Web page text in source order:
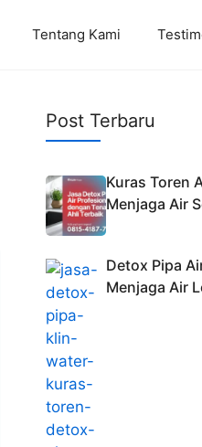
Tentang Kami
Post Terbaru
Kuras Toren
Menjaga Air
Detox Pipa
Menjaga Air